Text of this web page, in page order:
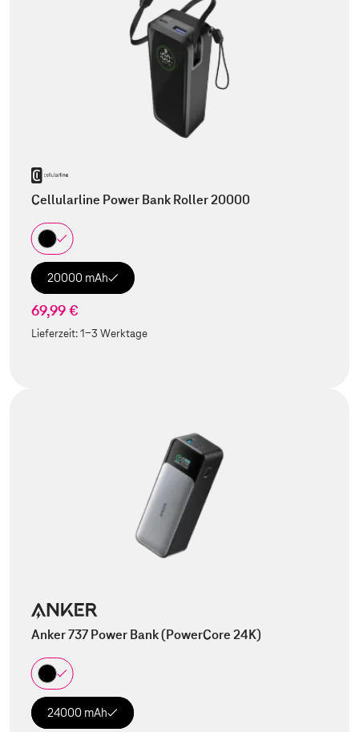
Cellularline Power Bank Roller 20000
20000 mAh
69,99 €
Lieferzeit:1-3 Werktage
Anker 737 Power Bank (PowerCore 24K)
24000 mAh